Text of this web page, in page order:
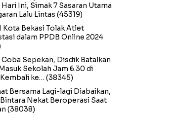
Ini, Simak 7 Sasaran Utama
Lalu Lintas (45319)
Kota Bekasi Tolak Atlet
dalam PPDB Online 2024
Coba Sepekan, Disdik Batalkan
Sekolah Jam 6.30 di
ke… (38345)
Bersama Lagi-lagi Diabaikan,
Nekat Beroperasi Saat
(38038)